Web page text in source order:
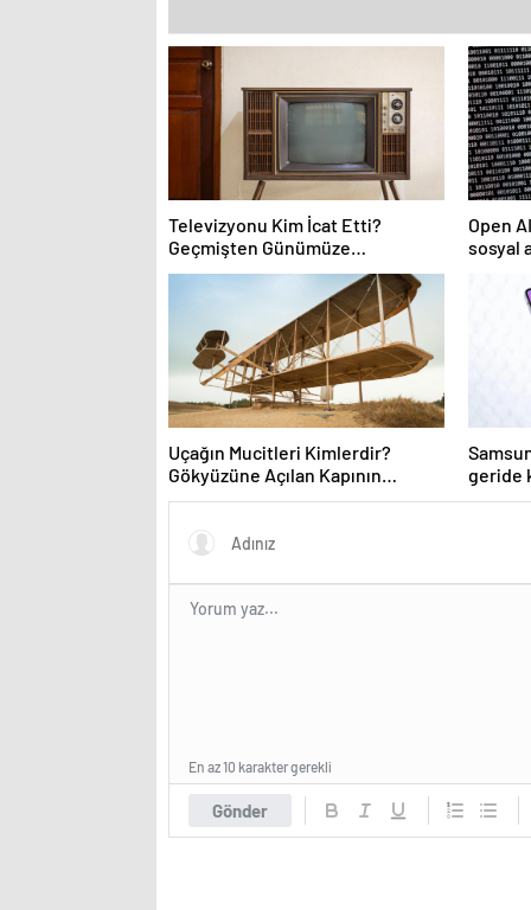
Televizyonu Kim İcat Etti?
Geçmişten Günümüze
Televizyonun Yolculuğu
Open
sosyal
Uçağın Mucitleri Kimlerdir?
Gökyüzüne Açılan Kapının
Tarihçesi
geride
Gönder
En az 10 karakter gerekli